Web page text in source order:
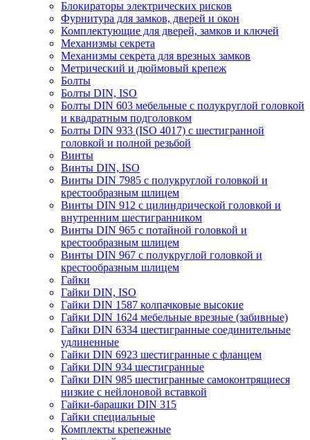
Блокираторы электрических рисков
Фурнитура для замков, дверей и окон
Комплектующие для дверей, замков и ключей
Механизмы секрета
Механизмы секрета для врезных замков
Метрический и дюймовый крепеж
Болты
Болты DIN, ISO
Болты DIN 603 мебельные с полукруглой головкой
и квадратным подголовком
Болты DIN 933 (ISO 4017) с шестигранной
головкой и полной резьбой
Винты
Винты DIN, ISO
Винты DIN 7985 с полукруглой головкой и
крестообразным шлицем
Винты DIN 912 с цилиндрической головкой и
внутренним шестигранником
Винты DIN 965 с потайной головкой и
крестообразным шлицем
Винты DIN 967 с полукруглой головкой и
крестообразным шлицем
Гайки
Гайки DIN, ISO
Гайки DIN 1587 колпачковые высокие
Гайки DIN 1624 мебельные врезные (забивные)
Гайки DIN 6334 шестигранные соединительные
удлиненные
Гайки DIN 6923 шестигранные с фланцем
Гайки DIN 934 шестигранные
Гайки DIN 985 шестигранные самоконтрящиеся
низкие с нейлоновой вставкой
Гайки-барашки DIN 315
Гайки специальные
Комплекты крепежные